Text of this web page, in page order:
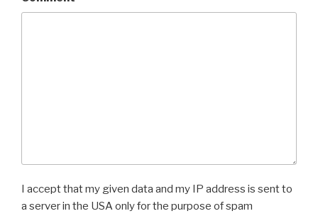
I accept that my given data and my IP address is sent to
a server in the USA only for the purpose of spam